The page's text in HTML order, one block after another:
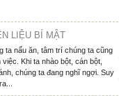
LIỆU BÍ MẬT
ta nấu ăn, tâm trí chúng ta cũng
việc. Khi ta nhào bột, cán bột,
chúng ta đang nghĩ ngợi. Suy